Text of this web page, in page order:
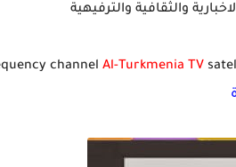
والثقافية والترفيهية
Al-Turkmenia TV